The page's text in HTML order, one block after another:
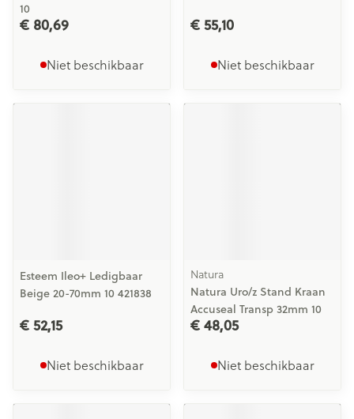
10
€ 80,69
Niet beschikbaar
€ 55,10
Niet beschikbaar
Esteem Ileo+ Ledigbaar
Beige 20-70mm 10 421838
€ 52,15
Niet beschikbaar
Natura
Natura Uro/z Stand Kraan
Accuseal Transp 32mm 10
€ 48,05
Niet beschikbaar